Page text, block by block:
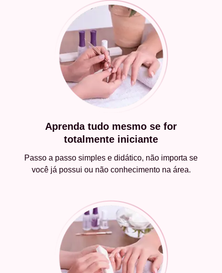
Aprenda tudo mesmo se for
totalmente iniciante
Passo a passo simples e didático, não importa se
você já possui ou não conhecimento na área.